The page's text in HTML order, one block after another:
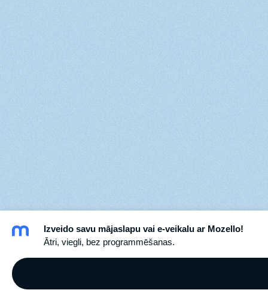
Izveido savu mājaslapu vai e-veikalu ar Mozello!
Ātri, viegli, bez programmēšanas.